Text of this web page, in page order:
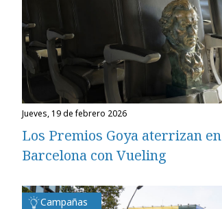
jueves, 19 de febrero 2026
Los Premios Goya aterrizan en
Barcelona con Vueling
Campañas